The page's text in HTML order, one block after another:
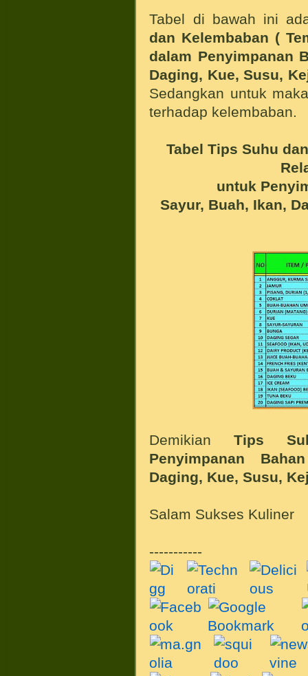
Tabel di bawah ini
dan Kelembaban (
dalam Penyimpanan
Daging, Kue, Susu,
Sedangkan untuk
terhadap kelembaban.
Tabel Tips Suhu
untuk
Sayur, Buah, Ikan,
DemikianTips
Penyimpanan
Daging, Kue, Susu,
Salam Sukses Kuliner
-----------